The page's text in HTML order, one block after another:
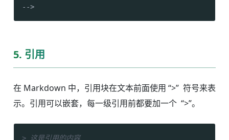
-->
5. 引用
在 Markdown 中，引用块在文本前面使用 “>” 符号来表
示。引用可以嵌套，每一级引用前都要加一个 “>”。
> 这是引用的内容